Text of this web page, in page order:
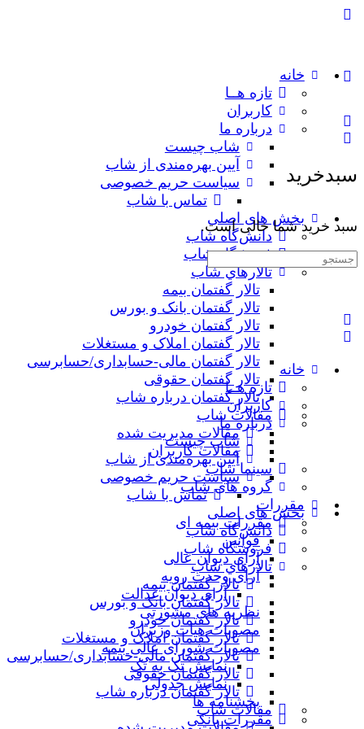
خانه
تازه هــا
کاربران
درباره ما
شاب چیست
آیین بهره‌مندی از شاب
سیاست حریم خصوصی
تماس با شاب
بخش های اصلی
دانش‌گاه شاب
فروشگاه شاب
تالارهاي شاب
تالار گفتمان بیمه
تالار گفتمان بانک و بورس
تالار گفتمان خودرو
تالار گفتمان املاک و مستغلات
تالار گفتمان مالی-حسابداری/حسابرسی
تالار گفتمان حقوقی
تالار گفتمان درباره شاب
مقالات شاب
مقالات مدیریت شده
مقالات کاربران
سینما شاب
گروه های شاب
مقررات
مقررات بیمه ای
قوانین
آرای دیوان عالی
آرای وحدت رویه
آرای دیوان عدالت
نظریه‌ های مشورتی
مصوبات هیات وزیران
مصوبات شورای عالی بیمه
نمایش تک به تک
نمایش جدولی
بخشنامه ها
مقررات بانکی
سبدخرید
سبد خرید شما خالی است.
جستجوی:
خانه
تازه هــا
کاربران
درباره ما
شاب چیست
آیین بهره‌مندی از شاب
سیاست حریم خصوصی
تماس با شاب
بخش های اصلی
دانش‌گاه شاب
فروشگاه شاب
تالارهاي شاب
تالار گفتمان بیمه
تالار گفتمان بانک و بورس
تالار گفتمان خودرو
تالار گفتمان املاک و مستغلات
تالار گفتمان مالی-حسابداری/حسابرسی
تالار گفتمان حقوقی
تالار گفتمان درباره شاب
مقالات شاب